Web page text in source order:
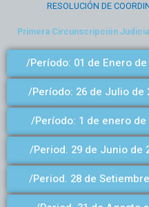
RESOLUCIÓN DE
Primera Circunscripción
/Período: 01 de Enero
/Período: 26 de Julio de
/Período: 1 de enero de
/Period. 29 de Junio de
/Period. 28 de